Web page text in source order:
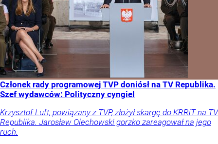
Członek rady programowej TVP doniósł na TV Republika.
Szef wydawców: Polityczny cyngiel
Krzysztof Luft, powiązany z TVP, złożył skargę do KRRiT na TV
Republika. Jarosław Olechowski gorzko zareagował na jego
ruch.